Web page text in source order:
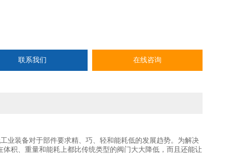
联系我们 在线咨询
业装备对于部件要求精、巧、轻和能耗低的发展趋势。为解决
积、重量和能耗上都比传统类型的阀门大大降低，而且还能让